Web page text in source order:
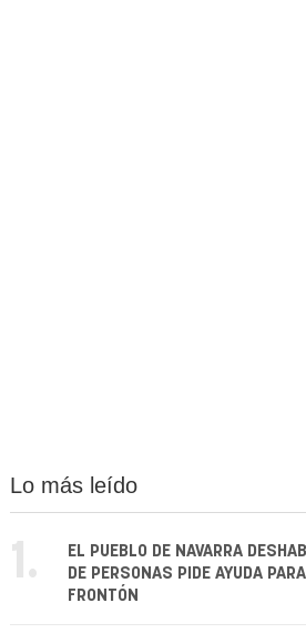
Lo más leído
1.
EL PUEBLO DE NAVARRA
DE PERSONAS PIDE AYUDA
FRONTÓN